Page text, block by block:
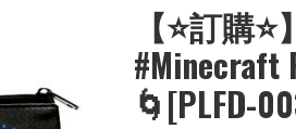
【⭐訂購
#Minecraft
🌀[PLFD-